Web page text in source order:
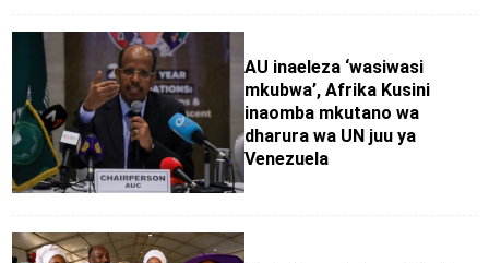
AU inaeleza ‘wasiwasi
mkubwa’, Afrika Kusini
inaomba mkutano wa
dharura wa UN juu ya
Venezuela